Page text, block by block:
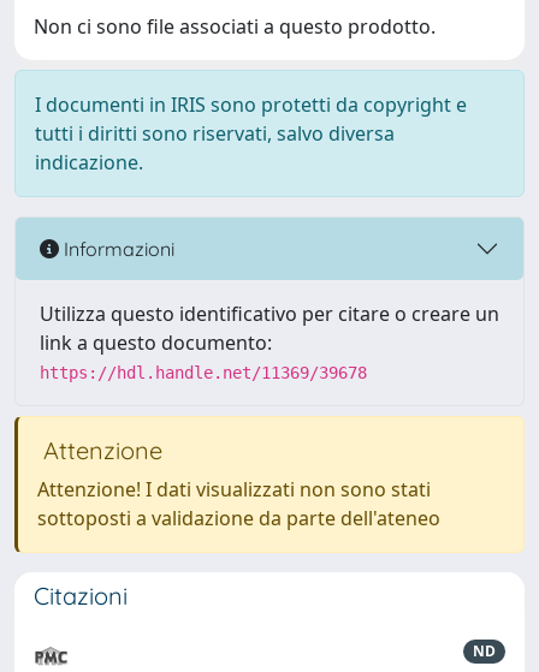
Non ci sono file associati a questo prodotto.
I documenti in IRIS sono protetti da copyright e
tutti i diritti sono riservati, salvo diversa
indicazione.
Informazioni
Utilizza questo identificativo per citare o creare un
link a questo documento:
https://hdl.handle.net/11369/39678
Attenzione
Attenzione! I dati visualizzati non sono stati
sottoposti a validazione da parte dell'ateneo
Citazioni
ND